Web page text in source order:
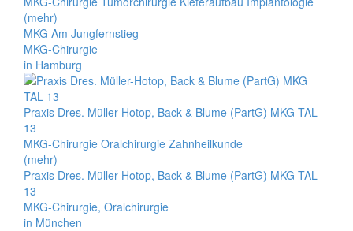
(mehr)
MKG Am Jungfernstieg
MKG-Chirurgie
in Hamburg
Praxis Dres. Müller-Hotop, Back & Blume (PartG) MKG TAL
13
MKG-Chirurgie Oralchirurgie Zahnheilkunde
(mehr)
Praxis Dres. Müller-Hotop, Back & Blume (PartG) MKG TAL
13
MKG-Chirurgie, Oralchirurgie
in München